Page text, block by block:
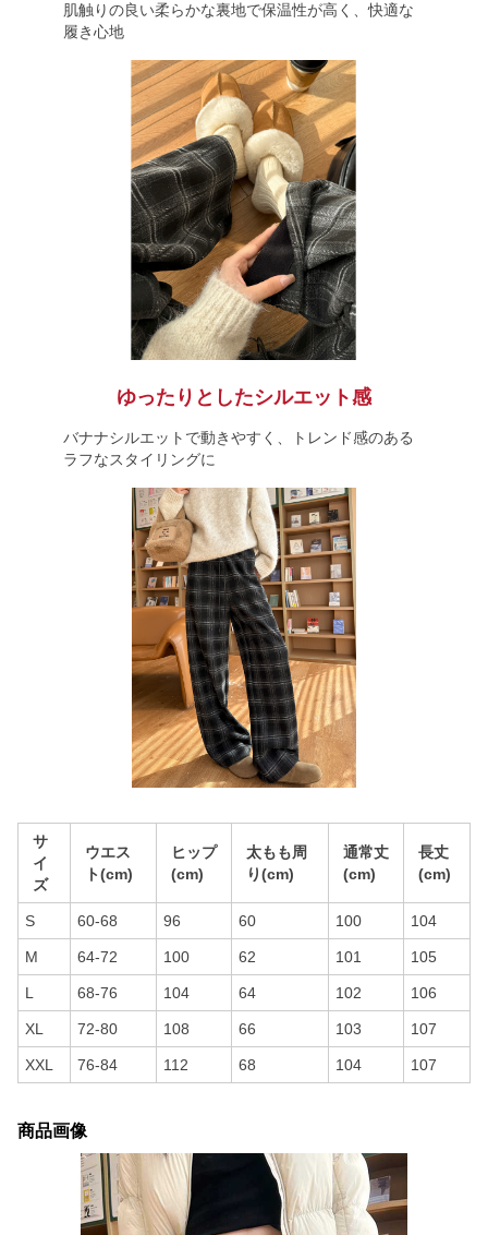
肌触りの良い柔らかな裏地で保温性が高く、快適な
履き心地
ゆったりとしたシルエット感
バナナシルエットで動きやすく、トレンド感のある
ラフなスタイリングに
サ
イ
ズ
ウエス
ト(cm)
ヒップ
(cm)
太もも周
り(cm)
通常丈
(cm)
長丈
(cm)
S 60-68 96 60 100 104
M 64-72 100 62 101 105
L 68-76 104 64 102 106
XL 72-80 108 66 103 107
XXL 76-84 112 68 104 107
商品画像